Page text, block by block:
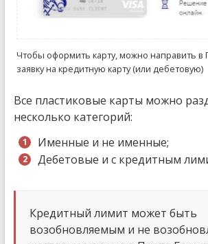
Чтобы оформить карту, можно направить в
заявку на кредитную карту (или дебетовую)
Все пластиковые карты можно
несколько категорий:
Именные и не именные;
Дебетовые и с кредитным
Кредитный лимит может быть
возобновляемым и не